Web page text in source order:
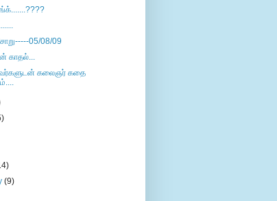
05/08/09
காதல்...
கலைஞர் கதை
(9)